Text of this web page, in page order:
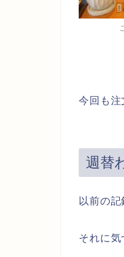
今回も注
週替
以前の
それに